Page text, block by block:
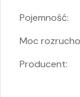
Pojemność:
Moc
Producent: